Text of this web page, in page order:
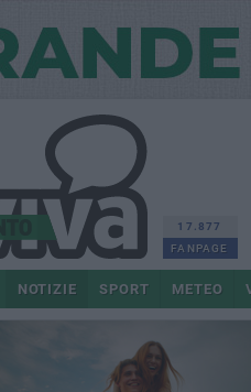
17.877
FANPAGE
NOTIZIE SPORT METEO